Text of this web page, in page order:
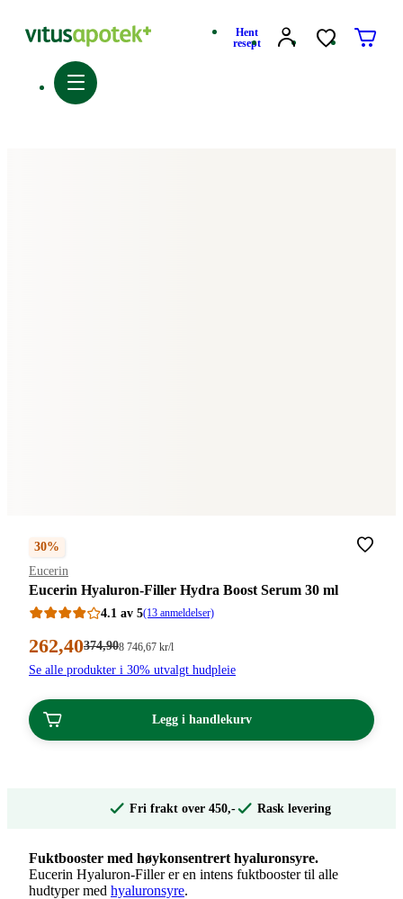
Hent
resept
30%
Merke:
Eucerin
Eucerin Hyaluron-Filler Hydra Boost Serum 30 ml
4.1 av 5(13 anmeldelser)
Nåværende
pris:
kroner.
262,40Førpris:
kroner.
374,90Stykkpris:
746,67/l
8 746 ,67 kr/l
Se alle produkter i 30% utvalgt hudpleie
Legg i handlekurv
Fri frakt over 450,- Rask levering
Fuktbooster med høykonsentrert hyaluronsyre.
Eucerin Hyaluron-Filler er en intens fuktbooster til alle
hudtyper med hyaluronsyre.